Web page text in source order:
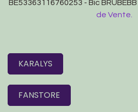
BE53363116760253 - Bic BRUBEBB
de Vente.
KARALYS
FANSTORE